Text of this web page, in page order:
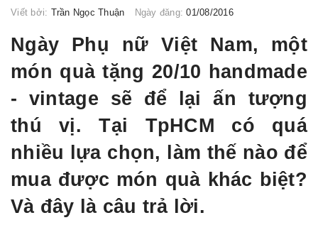
Viết bởi: Trần Ngọc Thuận Ngày đăng:01/08/2016
Ngày Phụ nữ Việt Nam, một
món quà tặng 20/10 handmade
- vintage sẽ để lại ấn tượng
thú vị. Tại TpHCM có quá
nhiều lựa chọn, làm thế nào để
mua được món quà khác biệt?
Và đây là câu trả lời.